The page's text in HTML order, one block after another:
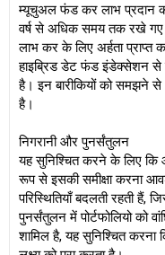
म्यूचुअल फंड कर लाभ प्रदान
वर्ष से अधिक समय तक रखे गए
लाभ कर के लिए अर्हता
हाइब्रिड डेट फंड इंडेक्सेशन से
है। इन बारीकियों को समझने
है।
निगरानी और पुनर्संतुलन
यह सुनिश्चित करने के लिए कि
रूप से इसकी समीक्षा करना
परिस्थितियाँ बदलती रहती हैं,
पुनर्संतुलन में पोर्टफोलियो को
शामिल है, यह सुनिश्चित करना